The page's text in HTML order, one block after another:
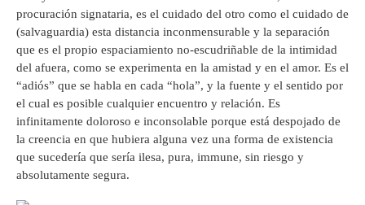
procuración signataria, es el cuidado del otro como el cuidado de
(salvaguardia) esta distancia inconmensurable y la separación
que es el propio espaciamiento no-escudriñable de la intimidad
del afuera, como se experimenta en la amistad y en el amor. Es el
“adiós” que se habla en cada “hola”, y la fuente y el sentido por
el cual es posible cualquier encuentro y relación. Es
infinitamente doloroso e inconsolable porque está despojado de
la creencia en que hubiera alguna vez una forma de existencia
que sucedería que sería ilesa, pura, immune, sin riesgo y
absolutamente segura.